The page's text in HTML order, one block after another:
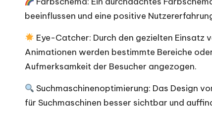
beeinflussen und eine positive
Eye-Catcher: Durch den gezielten Einsatz
Animationen werden bestimmte Bereiche
Aufmerksamkeit der Besucher angezogen.
Suchmaschinenoptimierung: Das Design
für Suchmaschinen besser sichtbar und